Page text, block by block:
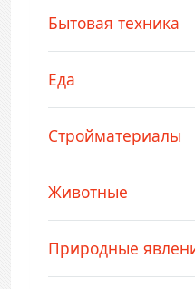
Бытовая техника
Еда
Стройматериалы
Животные
Природные